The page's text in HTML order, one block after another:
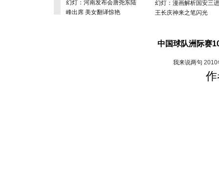
幻灯：河南发布会唐尧东陆
峰出席 美女翻译惊艳
幻灯：漫画解析国安三
王长庆神来之笔闪光
中国球队洲际赛
我来说两句 2010